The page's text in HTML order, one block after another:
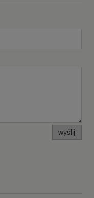
wyślij